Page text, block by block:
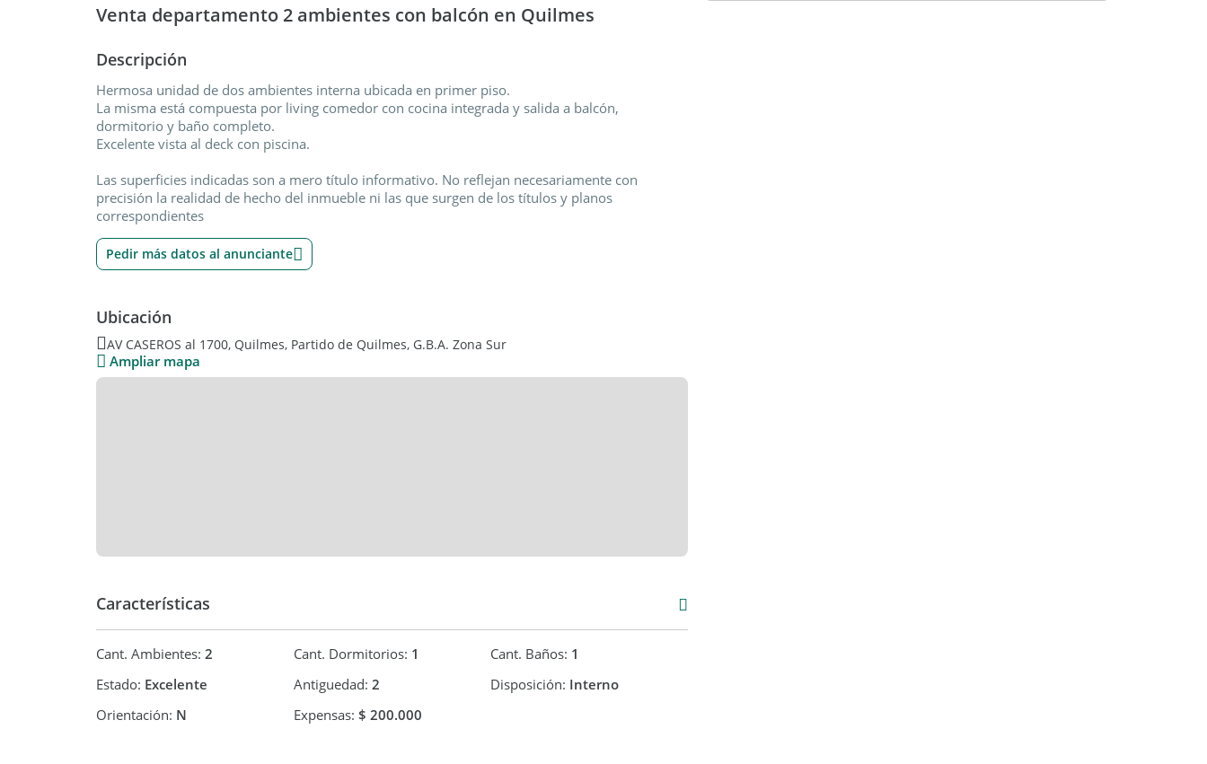
Venta departamento 2 ambientes con balcón en Quilmes
Descripción
Hermosa unidad de dos ambientes interna ubicada en primer piso.
La misma está compuesta por living comedor con cocina integrada y salida a balcón,
dormitorio y baño completo.
Excelente vista al deck con piscina.
Las superficies indicadas son a mero título informativo. No reflejan necesariamente con
precisión la realidad de hecho del inmueble ni las que surgen de los títulos y planos
correspondientes
Pedir más datos al anunciante
Ubicación
AV CASEROS al 1700, Quilmes, Partido de Quilmes, G.B.A. Zona Sur
Ampliar mapa
Características
Cant. Ambientes: 2 Cant. Dormitorios: 1 Cant. Baños: 1
Estado: Excelente Antiguedad: 2 Disposición: Interno
Orientación: N Expensas: $ 200.000